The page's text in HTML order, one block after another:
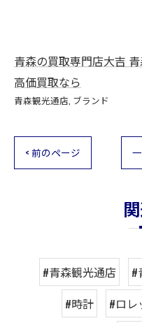
青森の買取専門店大吉
高価買取なら
青森観光通店 ブランド
< 前のページ
#青森観光通店 #
#時計
#ロレ